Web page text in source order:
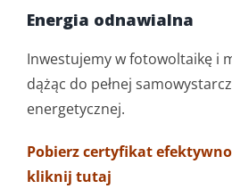
Energia odnawialna
Inwestujemy w fotowoltaikę i
dążąc do pełnej
energetycznej.
Pobierz certyfikat
kliknij tutaj